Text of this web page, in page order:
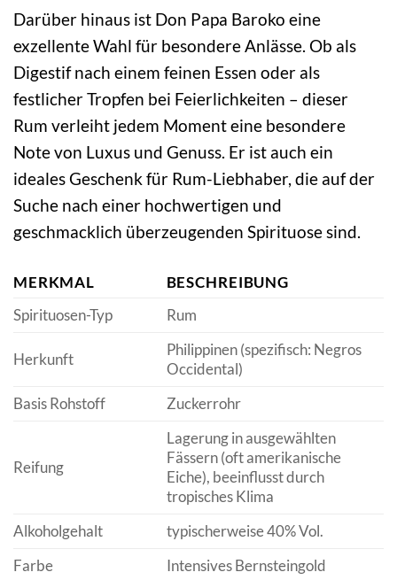
Darüber hinaus ist Don Papa Baroko eine
exzellente Wahl für besondere Anlässe. Ob als
Digestif nach einem feinen Essen oder als
festlicher Tropfen bei Feierlichkeiten – dieser
Rum verleiht jedem Moment eine besondere
Note von Luxus und Genuss. Er ist auch ein
ideales Geschenk für Rum-Liebhaber, die auf der
Suche nach einer hochwertigen und
geschmacklich überzeugenden Spirituose sind.
MERKMAL
BESCHREIBUNG
Spirituosen-Typ
Rum
Herkunft
Philippinen (spezifisch: Negros
Occidental)
Basis Rohstoff
Zuckerrohr
Reifung
Lagerung in ausgewählten
Fässern (oft amerikanische
Eiche), beeinflusst durch
tropisches Klima
Alkoholgehalt
typischerweise 40% Vol.
Farbe
Intensives Bernsteingold